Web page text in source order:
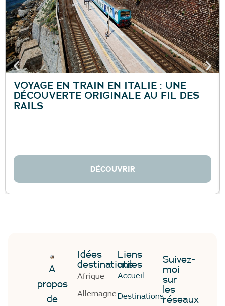
VOYAGE EN TRAIN EN ITALIE : UNE
DÉCOUVERTE ORIGINALE AU FIL DES
RAILS
DÉCOUVRIR
A
propos
de
Idées
destinations
Afrique
Allemagne
Liens
utiles
Accueil
Destinations
Suivez-
moi
sur
les
réseaux